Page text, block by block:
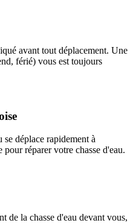
avant tout déplacement. Une
férié) vous est toujours
déplace rapidement à
pour réparer votre chasse d'eau.
de la chasse d'eau devant vous,